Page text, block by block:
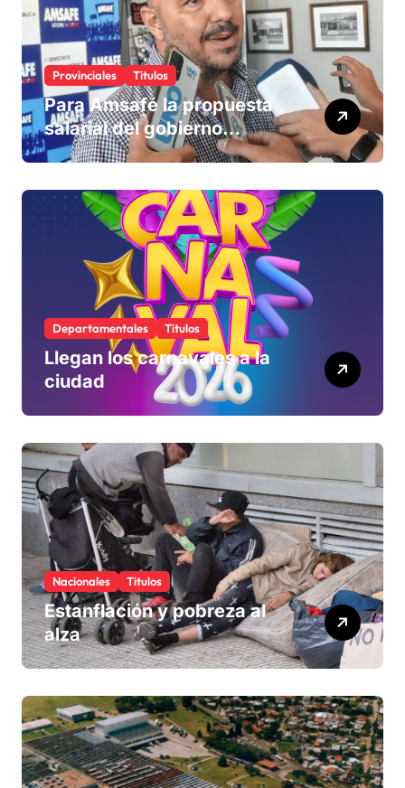
Provinciales Titulos
Para Amsafé la propuesta
salarial del gobierno
«queda corta» y el viernes
rechaza
Departamentales Titulos
Llegan los carnavales a la
ciudad
Nacionales Titulos
Estanflación y pobreza al
alza